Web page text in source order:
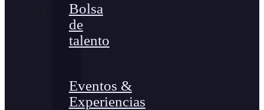
Bolsa
de
talento
Eventos &
Experiencias